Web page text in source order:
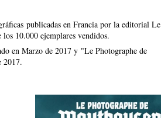
publicadas en Francia por la editorial Le
10.000 ejemplares vendidos.
en Marzo de 2017 y "Le Photographe de
2017.